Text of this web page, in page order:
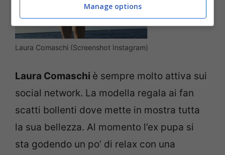
Laura Comaschi (Screenshot Instagram)
Laura Comaschi è sempre molto attiva sui
social network. La modella regala ai fan
scatti bollenti dove mette in mostra tutta
la sua bellezza. Al momento l’ex pupa si
sta godendo un po’ di relax con una
Manage options